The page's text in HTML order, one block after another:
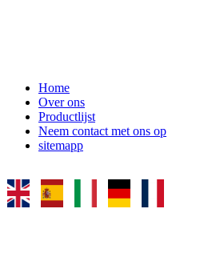
Home
Over ons
Productlijst
Neem contact met ons op
sitemapp